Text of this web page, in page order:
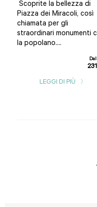
Scoprite la bellezza di
Piazza dei Miracoli, così
chiamata per gli
straordinari monumenti
la popolano....
LEGGI DI PIÙ